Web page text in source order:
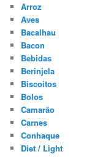
Arroz
Aves
Bacalhau
Bacon
Bebidas
Berinjela
Biscoitos
Bolos
Camarão
Carnes
Conhaque
Diet / Light